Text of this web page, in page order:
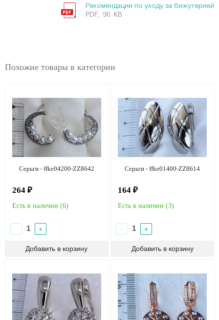
Рекомендации по уходу за бижутерией
PDF, 90 KB
Похожие товары в категории
Серьги - ffke04200-ZZ8642
264 ₽
Есть в наличии (6)
− +
Серьги - ffke01400-ZZ8614
164 ₽
Есть в наличии (3)
− +